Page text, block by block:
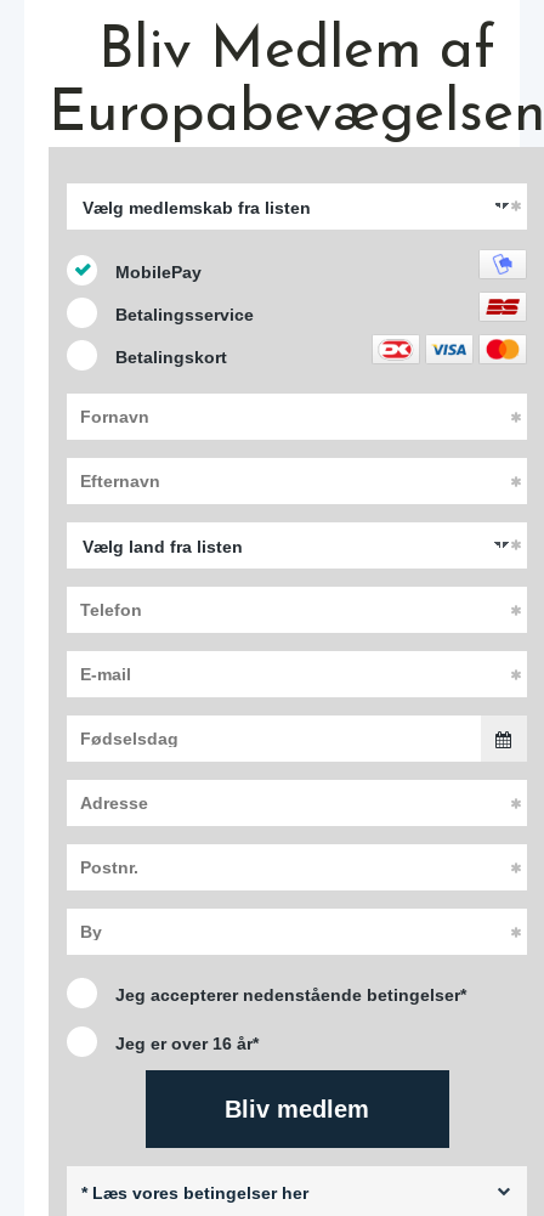
Bliv Medlem af
Europabevægelsen